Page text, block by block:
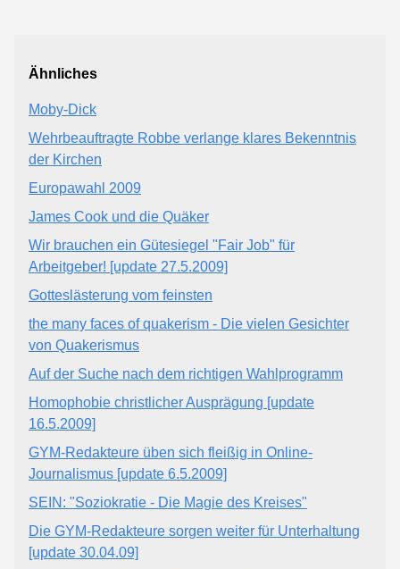
Ähnliches
Moby-Dick
Wehrbeauftragte Robbe verlange klares Bekenntnis
der Kirchen
Europawahl 2009
James Cook und die Quäker
Wir brauchen ein Gütesiegel "Fair Job" für
Arbeitgeber! [update 27.5.2009]
Gotteslästerung vom feinsten
the many faces of quakerism - Die vielen Gesichter
von Quakerismus
Auf der Suche nach dem richtigen Wahlprogramm
Homophobie christlicher Ausprägung [update
16.5.2009]
GYM-Redakteure üben sich fleißig in Online-
Journalismus [update 6.5.2009]
SEIN: "Soziokratie - Die Magie des Kreises"
Die GYM-Redakteure sorgen weiter für Unterhaltung
[update 30.04.09]